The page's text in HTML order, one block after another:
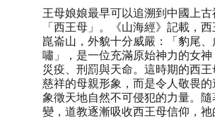
王母娘娘最早可以追溯到中國上古
「西王母」。《山海經》記載，
崑崙山，外貌十分威嚴：「豹尾
嘯」，是一位充滿原始神力的女神
災疫、刑罰與天命。這時期的西王
慈祥的母親形象，而是令人敬畏的
象徵天地自然不可侵犯的力量。隨
變，道教逐漸吸收西王母信仰，祂